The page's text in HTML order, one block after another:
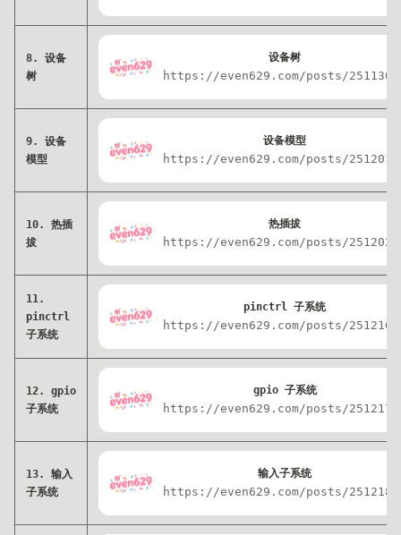
8. 设备
树
设备树
https://even629.com/posts/
9. 设备
模型
设备模型
https://even629.com/posts/
10. 热插
拔
热插拔
https://even629.com/posts/
11.
pinctrl
子系统
pinctrl 子系统
https://even629.com/posts/
12. gpio
子系统
gpio 子系统
https://even629.com/posts/
13. 输入
子系统
输入子系统
https://even629.com/posts/